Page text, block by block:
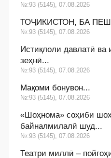
№:93 (5145), 07.08.2026
ТОҶИКИСТОН, БА
№:93 (5145), 07.08.2026
Истиқлоли давлатӣ ва
зеҳнӣ...
№:93 (5145), 07.08.2026
Мақоми бонувон...
№:93 (5145), 07.08.2026
«Шоҳнома» соҳиби
байналмилалӣ шуд...
№:93 (5145), 07.08.2026
Театри миллӣ –